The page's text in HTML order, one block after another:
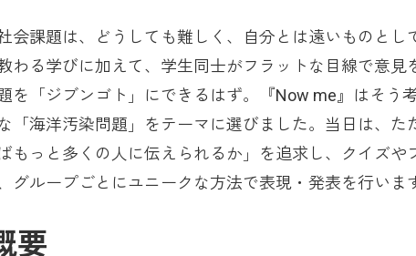
会課題は、どうしても難しく、自分とは遠いものとし
わる学びに加えて、学生同士がフラットな目線で意見
を「ジブンゴト」にできるはず。『Now me』はそう
「海洋汚染問題」をテーマに選びました。当日は、た
もっと多くの人に伝えられるか」を追求し、クイズや
グループごとにユニークな方法で表現・発表を行いま
要